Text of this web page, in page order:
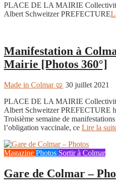
PLACE DE LA MAIRIE
Albert Schweitzer PREFECTURE
Manifestation à
Mairie [Photos 360°]
Made in Colmar 🥨 30 juillet 2021
PLACE DE LA MAIRIE
Albert Schweitzer PREFECTURE
Troisième semaine de
l’obligation vaccinale, ce Lire la
Magazine Photos Sortir à Colmar
Gare de Colmar –